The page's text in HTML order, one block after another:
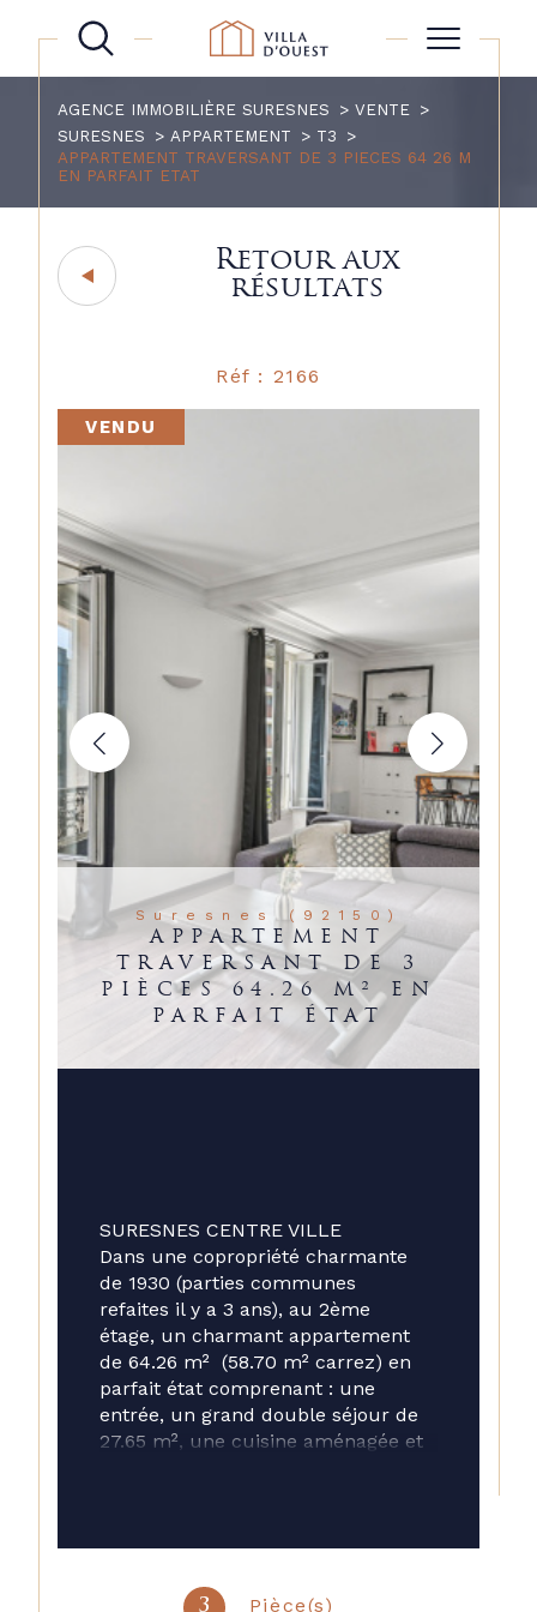
AGENCE IMMOBILIÈRE SURESNES
VENTE
SURESNES
APPARTEMENT
T3
APPARTEMENT TRAVERSANT DE 3 PIECES 64 26 M
EN PARFAIT ETAT
Retour aux
résultats
Réf : 2166
VENDU
Suresnes (92150)
APPARTEMENT
TRAVERSANT DE 3
PIÈCES 64.26 M² EN
PARFAIT ÉTAT
3 Pièce(s)
SURESNES CENTRE VILLE
Dans une copropriété charmante
de 1930 (parties communes
refaites il y a 3 ans), au 2ème
étage, un charmant appartement
de 64.26 m²  (58.70 m² carrez) en
parfait état comprenant : une
entrée, un grand double séjour de
27.65 m², une cuisine aménagée et
cuisine rénovée, salle de douche
blindée. Moulures, cheminées et